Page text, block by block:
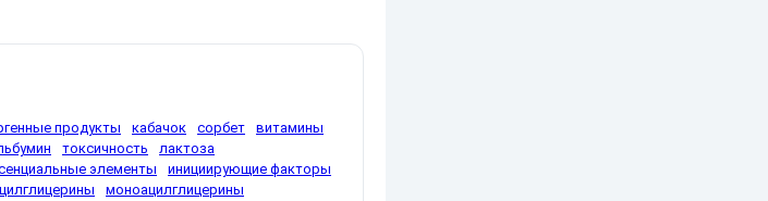
продукты кабачок сорбет
витамины
токсичность
лактоза
элементы
инициирующие факторы
моноацилглицерины